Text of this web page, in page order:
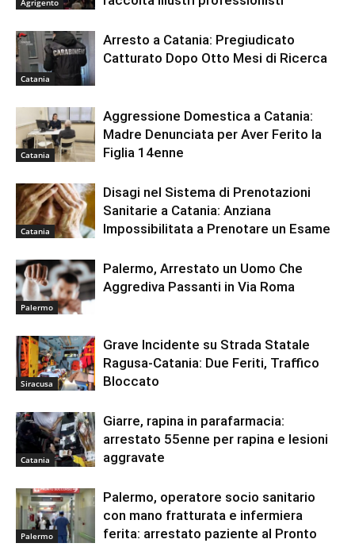
Agrigento
Catania
Arresto a Catania: Pregiudicato
Catturato Dopo Otto Mesi di Ricerca
Catania
Aggressione Domestica a Catania:
Madre Denunciata per Aver Ferito la
Figlia 14enne
Catania
Disagi nel Sistema di Prenotazioni
Sanitarie a Catania: Anziana
Impossibilitata a Prenotare un Esame
Palermo
Palermo, Arrestato un Uomo Che
Aggrediva Passanti in Via Roma
Siracusa
Grave Incidente su Strada Statale
Ragusa-Catania: Due Feriti, Traffico
Bloccato
Catania
Giarre, rapina in parafarmacia:
arrestato 55enne per rapina e lesioni
aggravate
Palermo
Palermo, operatore socio sanitario
con mano fratturata e infermiera
ferita: arrestato paziente al Pronto